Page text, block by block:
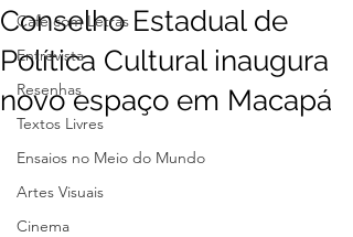
Café com Letras
Entrevista
Resenhas
Textos Livres
Ensaios no Meio do Mundo
Artes Visuais
Cinema
Conselho Estadual de
Política Cultural inaugura
novo espaço em Macapá